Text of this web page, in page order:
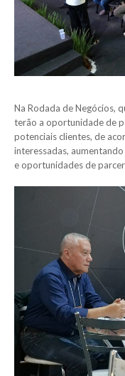
Na Rodada de Negócios,
terão a oportunidade de
potenciais clientes, de
interessadas,
e oportunidades de